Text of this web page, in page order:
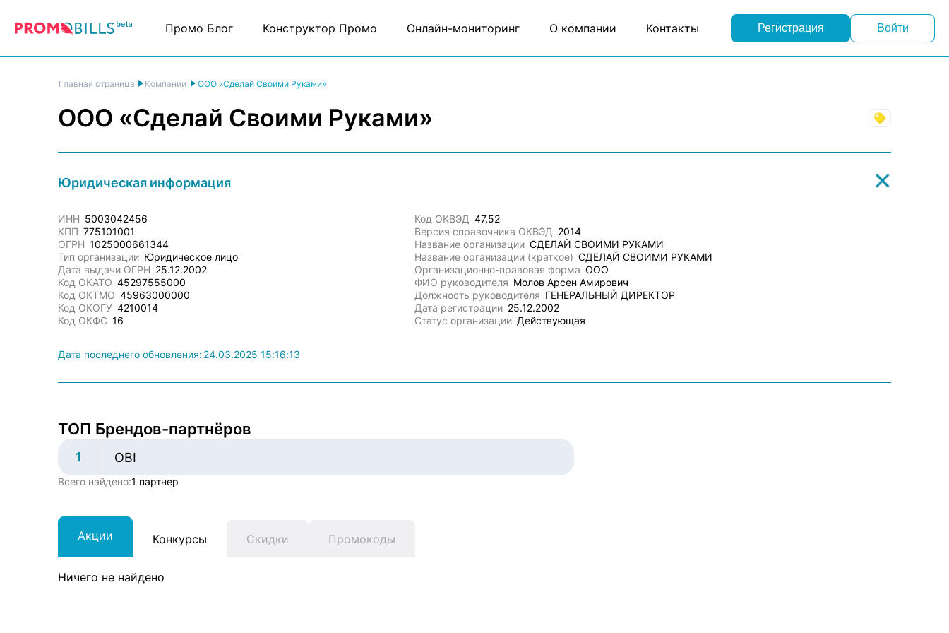
Промо Блог Конструктор Промо Онлайн-мониторинг О компании Контакты Регистрация Войти
Главная страница Компании ООО «Сделай Своими Руками»
ООО «Сделай Своими Руками»
Юридическая информация
ИНН 5003042456
КПП 775101001
ОГРН 1025000661344
Тип организации Юридическое лицо
Дата выдачи ОГРН 25.12.2002
Код ОКАТО 45297555000
Код ОКТМО 45963000000
Код ОКОГУ 4210014
Код ОКФС 16
Код ОКВЭД 47.52
Версия справочника ОКВЭД 2014
Название организации СДЕЛАЙ СВОИМИ РУКАМИ
Название организации (краткое) СДЕЛАЙ СВОИМИ РУКАМИ
Организационно-правовая форма ООО
ФИО руководителя Молов Арсен Амирович
Должность руководителя ГЕНЕРАЛЬНЫЙ ДИРЕКТОР
Дата регистрации 25.12.2002
Статус организации Действующая
Дата последнего обновления: 24.03.2025 15:16:13
ТОП Брендов-партнёров
1 OBI
Всего найдено:1 партнер
Акции Конкурсы Скидки Промокоды
Ничего не найдено